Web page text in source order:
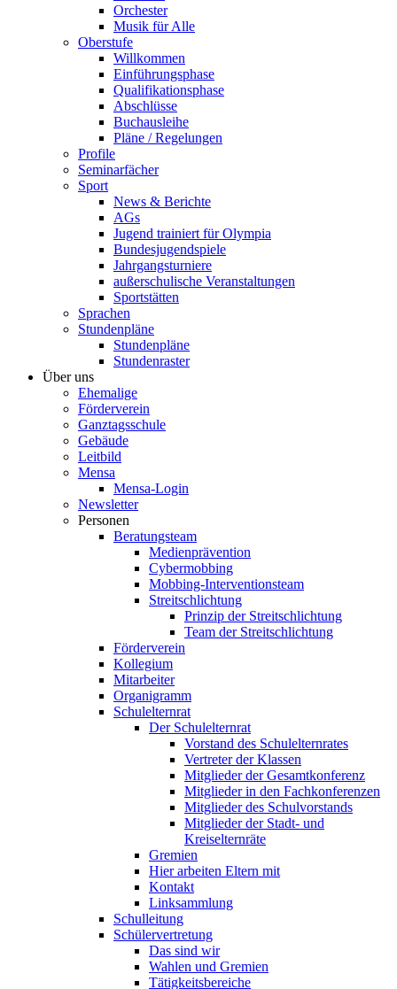
Orchester
Musik für Alle
Oberstufe
Willkommen
Einführungsphase
Qualifikationsphase
Abschlüsse
Buchausleihe
Pläne / Regelungen
Profile
Seminarfächer
Sport
News & Berichte
AGs
Jugend trainiert für Olympia
Bundesjugendspiele
Jahrgangsturniere
außerschulische Veranstaltungen
Sportstätten
Sprachen
Stundenpläne
Stundenpläne
Stundenraster
Über uns
Ehemalige
Förderverein
Ganztagsschule
Gebäude
Leitbild
Mensa
Mensa-Login
Newsletter
Personen
Beratungsteam
Medienprävention
Cybermobbing
Mobbing-Interventionsteam
Streitschlichtung
Prinzip der Streitschlichtung
Team der Streitschlichtung
Förderverein
Kollegium
Mitarbeiter
Organigramm
Schulelternrat
Der Schulelternrat
Vorstand des Schulelternrates
Vertreter der Klassen
Mitglieder der Gesamtkonferenz
Mitglieder in den Fachkonferenzen
Mitglieder des Schulvorstands
Mitglieder der Stadt- und
Kreiselternräte
Gremien
Hier arbeiten Eltern mit
Kontakt
Linksammlung
Schulleitung
Schülervertretung
Das sind wir
Wahlen und Gremien
Tätigkeitsbereiche